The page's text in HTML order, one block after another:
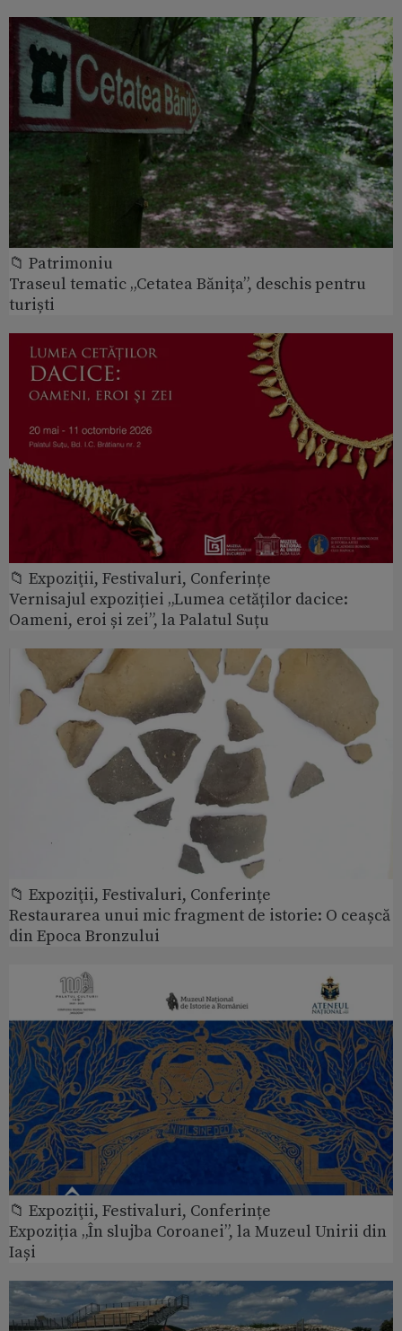
📁 Patrimoniu
Traseul tematic „Cetatea Bănița”, deschis pentru
turiști
📁 Expoziţii, Festivaluri, Conferințe
Vernisajul expoziției „Lumea cetăților dacice:
Oameni, eroi și zei”, la Palatul Suțu
📁 Expoziţii, Festivaluri, Conferințe
Restaurarea unui mic fragment de istorie: O ceașcă
din Epoca Bronzului
📁 Expoziţii, Festivaluri, Conferințe
Expoziția „În slujba Coroanei”, la Muzeul Unirii din
Iași